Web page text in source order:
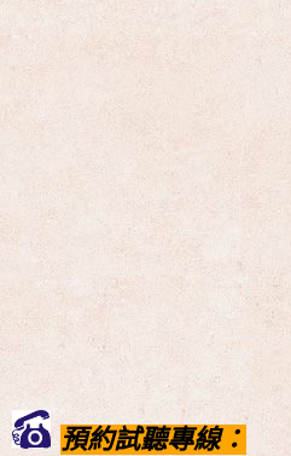
預約試聽專線：